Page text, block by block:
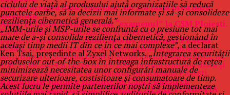
Nici de aceasta data “rasplata” nu s-a lasat prea mult
asteptata.
ALBU FELICIA ISABEL a luat “examenul” la CSM Ploiesti.
Entitatea ale cărei patrimoniu şi interese au fost
păgubite/lezate esteClubul Sportiv Municipal Ploieşti
(CSM), structură sportivă de drept public organizată sub
autoritatea Consiliului Local al Municipiului Ploieşti (HCL nr.
108/31.08.2004 şi Legea nr. 69/2000 privind educaţia fizică şi
sportul) şi coordonată de Primarul Municipiului Ploieşti.
Raporturile juridice stabilite de CSM Ploieşti cu
FUNDAŢIA CENTRUL de FORMARE APSAPFUNDAŢIA
ciclului de viață al produsului ajută organizațiile să reducă
punctele oarbe, să ia decizii mai informate și să-și consolideze
reziliența cibernetică generală.”
„IMM-urile și MSP-urile se confruntă cu o presiune tot mai
mare de a-și consolida reziliența cibernetică, gestionând în
același timp medii IT din ce în ce mai complexe”,a declarat
Ken Tsai, președinte al Zyxel Networks.„Integrarea securității
produselor out-of-the-box în întreaga infrastructură de rețea
minimizează necesitatea unor configurări manuale de
securizare ulterioare, costisitoare și consumatoare de timp.
Acest lucru le permite partenerilor noștri să implementeze